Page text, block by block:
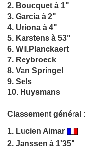
2. Boucquet à 1"
3. Garcia à 2"
4. Uriona à 4"
5. Karstens à 53"
6. Wil.Planckaert
7. Reybroeck
8. Van Springel
9. Sels
10. Huysmans
Classement général :
1. Lucien Aimar
2. Janssen à 1'35"